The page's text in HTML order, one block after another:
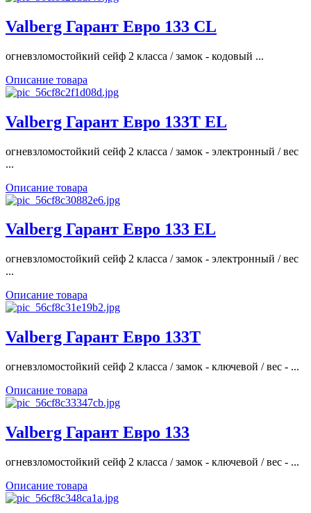
Valberg Гарант Евро 133 CL
огневзломостойкий сейф 2 класса / замок - кодовый ...
Описание товара
Valberg Гарант Евро 133T EL
огневзломостойкий сейф 2 класса / замок - электронный / вес
...
Описание товара
Valberg Гарант Евро 133 EL
огневзломостойкий сейф 2 класса / замок - электронный / вес
...
Описание товара
Valberg Гарант Евро 133T
огневзломостойкий сейф 2 класса / замок - ключевой / вес - ...
Описание товара
Valberg Гарант Евро 133
огневзломостойкий сейф 2 класса / замок - ключевой / вес - ...
Описание товара